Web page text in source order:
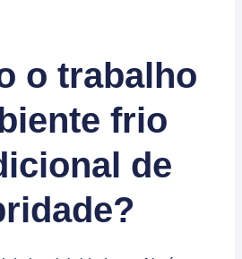
o trabalho
frio
de